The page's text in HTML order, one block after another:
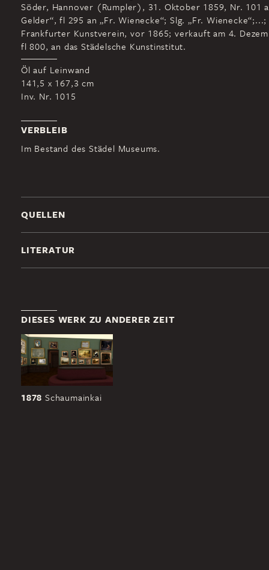
Söder, Hannover (Rumpler), 31. Oktober 1859, Nr. 101
Gelder“, fl 295 an „Fr. Wienecke“; Slg. „Fr. Wienecke“;...;
Frankfurter Kunstverein, vor 1865; verkauft am 4.
fl 800, an das Städelsche Kunstinstitut.
Öl auf Leinwand
141,5 x 167,3 cm
Inv. Nr. 1015
VERBLEIB
Im Bestand des Städel Museums.
QUELLEN
LITERATUR
DIESES WERK ZU ANDERER ZEIT
1878 Schaumainkai